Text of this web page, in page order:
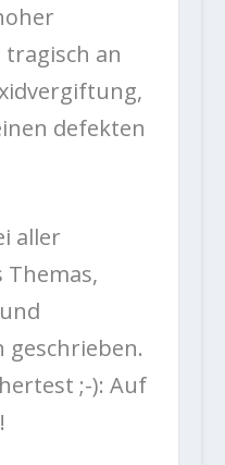
an
defekten
aller
geschrieben.
;-): Auf